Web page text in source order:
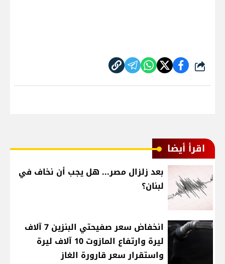
شارك
اقرأ أيضا
بعد زلزال مصر... هل يجب أن نخاف في
لبنان؟
انخفاض سعر صفيحتي البنزين 7 آلاف
ليرة وارتفاع المازوت 10 آلاف ليرة
واستقرار سعر قارورة الغاز